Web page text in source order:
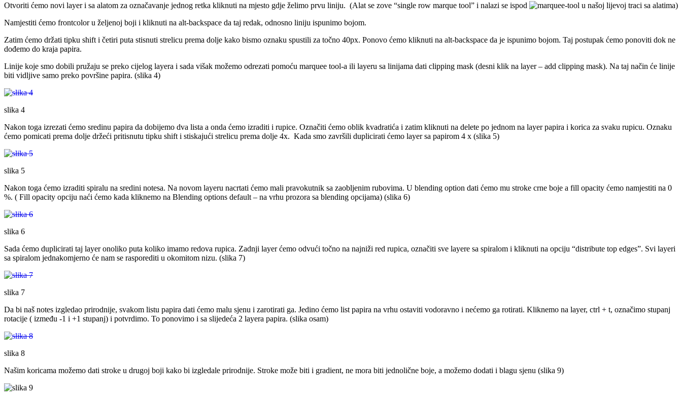
Otvoriti ćemo novi layer i sa alatom za označavanje jednog retka kliknuti na mjesto gdje želimo prvu liniju. (Alat se zove “single row marque tool” i nalazi se ispod
u našoj lijevoj traci sa alatima)
Namjestiti ćemo frontcolor u željenoj boji i kliknuti na alt-backspace da taj redak, odnosno liniju ispunimo bojom.
Zatim ćemo držati tipku shift i četiri puta stisnuti strelicu prema dolje kako bismo oznaku spustili za točno 40px. Ponovo ćemo kliknuti na alt-backspace da je ispunimo bojom. Taj postupak ćemo ponoviti dok ne
dođemo do kraja papira.
Linije koje smo dobili pružaju se preko cijelog layera i sada višak možemo odrezati pomoću marquee tool-a ili layeru sa linijama dati clipping mask (desni klik na layer – add clipping mask). Na taj način će linije
biti vidljive samo preko površine papira. (slika 4)
slika 4
Nakon toga izrezati ćemo sredinu papira da dobijemo dva lista a onda ćemo izraditi i rupice. Označiti ćemo oblik kvadratića i zatim kliknuti na delete po jednom na layer papira i korica za svaku rupicu. Oznaku
ćemo pomicati prema dolje držeći pritisnutu tipku shift i stiskajući strelicu prema dolje 4x. Kada smo završili duplicirati ćemo layer sa papirom 4 x (slika 5)
slika 5
Nakon toga ćemo izraditi spiralu na sredini notesa. Na novom layeru nacrtati ćemo mali pravokutnik sa zaobljenim rubovima. U blending option dati ćemo mu stroke crne boje a fill opacity ćemo namjestiti na 0
%. ( Fill opacity opciju naći ćemo kada kliknemo na Blending options default – na vrhu prozora sa blending opcijama) (slika 6)
slika 6
Sada ćemo duplicirati taj layer onoliko puta koliko imamo redova rupica. Zadnji layer ćemo odvući točno na najniži red rupica, označiti sve layere sa spiralom i kliknuti na opciju “distribute top edges”. Svi layeri
sa spiralom jednakomjerno će nam se rasporediti u okomitom nizu. (slika 7)
slika 7
Da bi naš notes izgledao prirodnije, svakom listu papira dati ćemo malu sjenu i zarotirati ga. Jedino ćemo list papira na vrhu ostaviti vodoravno i nećemo ga rotirati. Kliknemo na layer, ctrl + t, označimo stupanj
rotacije ( između -1 i +1 stupanj) i potvrdimo. To ponovimo i sa slijedeća 2 layera papira. (slika osam)
slika 8
Našim koricama možemo dati stroke u drugoj boji kako bi izgledale prirodnije. Stroke može biti i gradient, ne mora biti jednolične boje, a možemo dodati i blagu sjenu (slika 9)